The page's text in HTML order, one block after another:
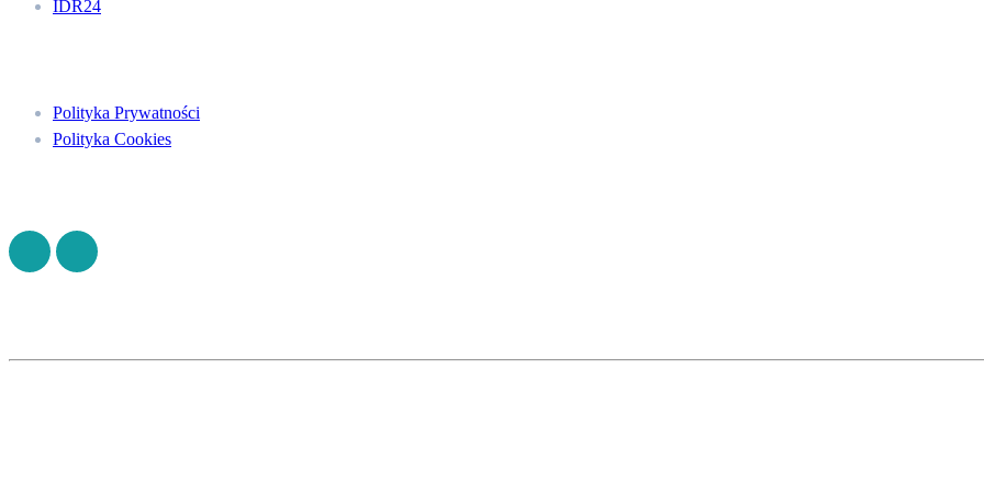
IDR24
Polityka Prywatności
Polityka Cookies